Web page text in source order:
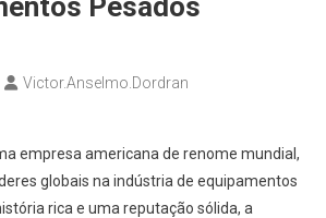
Victor.anselmo.dordran
empresa americana de renome mundial,
globais na indústria de equipamentos
rica e uma reputação sólida, a